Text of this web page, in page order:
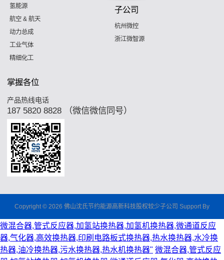
氢能源
航空 & 航天
动力总成
工业气体
精细化工
子公司
杭州微控
浙江微智源
掌握各位
产品热线电话
187 5820 8828 （微信微信同号）
Copyright © 2026 佛山沈氏节约能源高新科技股权较少子公司 Support By
微混合器,管式反应器,加氢站换热器,加氢机换热器,微通道反应
器,气化器,高效换热器,印刷电路板式换热器,热水换热器,水冷换
热器,油冷换热器,污水换热器,热水机换热器" 微混合器,管式反应